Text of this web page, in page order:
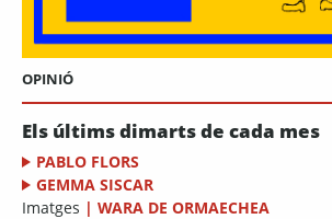
OPINIÓ
Els últims dimarts de cada mes
PABLO FLORS
GEMMA SISCAR
Imatges | WARA DE ORMAECHEA